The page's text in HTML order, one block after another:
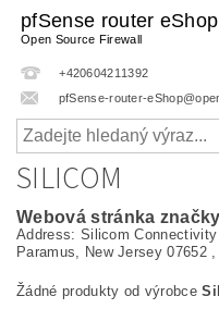
pfSense router eShop
Open Source Firewall
+420604211392
pfSense-router-
SILICOM
Webová stránka
Address: Silicom
Paramus, New Jersey 07652
Žádné produkty od výrobce